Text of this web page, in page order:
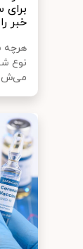
برای
خبر
هرچه